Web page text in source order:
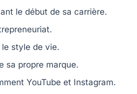
le début de sa carrière.
.
style de vie.
sa propre marque.
YouTube et Instagram.